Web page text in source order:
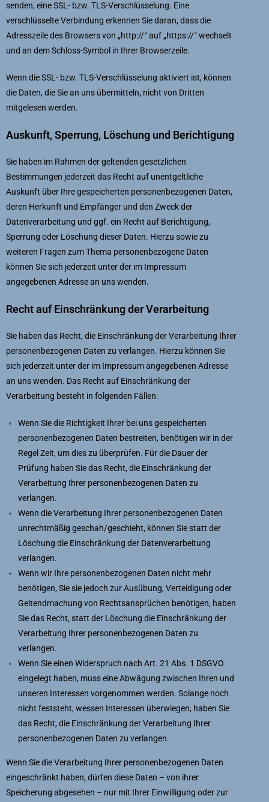
senden, eine SSL- bzw. TLS-Verschlüsselung. Eine
verschlüsselte Verbindung erkennen Sie daran, dass die
Adresszeile des Browsers von „http://“ auf „https://“ wechselt
und an dem Schloss-Symbol in Ihrer Browserzeile.
Wenn die SSL- bzw. TLS-Verschlüsselung aktiviert ist, können
die Daten, die Sie an uns übermitteln, nicht von Dritten
mitgelesen werden.
Auskunft, Sperrung, Löschung und Berichtigung
Sie haben im Rahmen der geltenden gesetzlichen
Bestimmungen jederzeit das Recht auf unentgeltliche
Auskunft über Ihre gespeicherten personenbezogenen Daten,
deren Herkunft und Empfänger und den Zweck der
Datenverarbeitung und ggf. ein Recht auf Berichtigung,
Sperrung oder Löschung dieser Daten. Hierzu sowie zu
weiteren Fragen zum Thema personenbezogene Daten
können Sie sich jederzeit unter der im Impressum
angegebenen Adresse an uns wenden.
Recht auf Einschränkung der Verarbeitung
Sie haben das Recht, die Einschränkung der Verarbeitung Ihrer
personenbezogenen Daten zu verlangen. Hierzu können Sie
sich jederzeit unter der im Impressum angegebenen Adresse
an uns wenden. Das Recht auf Einschränkung der
Verarbeitung besteht in folgenden Fällen:
Wenn Sie die Richtigkeit Ihrer bei uns gespeicherten
personenbezogenen Daten bestreiten, benötigen wir in der
Regel Zeit, um dies zu überprüfen. Für die Dauer der
Prüfung haben Sie das Recht, die Einschränkung der
Verarbeitung Ihrer personenbezogenen Daten zu
verlangen.
Wenn die Verarbeitung Ihrer personenbezogenen Daten
unrechtmäßig geschah/geschieht, können Sie statt der
Löschung die Einschränkung der Datenverarbeitung
verlangen.
Wenn wir Ihre personenbezogenen Daten nicht mehr
benötigen, Sie sie jedoch zur Ausübung, Verteidigung oder
Geltendmachung von Rechtsansprüchen benötigen, haben
Sie das Recht, statt der Löschung die Einschränkung der
Verarbeitung Ihrer personenbezogenen Daten zu
verlangen.
Wenn Sie einen Widerspruch nach Art. 21 Abs. 1 DSGVO
eingelegt haben, muss eine Abwägung zwischen Ihren und
unseren Interessen vorgenommen werden. Solange noch
nicht feststeht, wessen Interessen überwiegen, haben Sie
das Recht, die Einschränkung der Verarbeitung Ihrer
personenbezogenen Daten zu verlangen.
Wenn Sie die Verarbeitung Ihrer personenbezogenen Daten
eingeschränkt haben, dürfen diese Daten – von ihrer
Speicherung abgesehen – nur mit Ihrer Einwilligung oder zur